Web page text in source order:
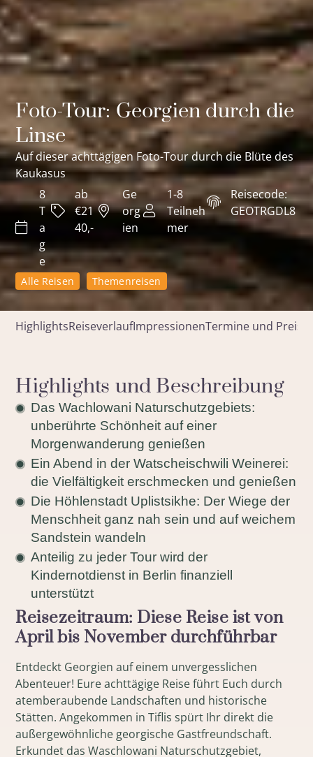
Foto-Tour: Georgien durch die
Linse
Auf dieser achttägigen Foto-Tour durch die Blüte des
Kaukasus
8
T
a
g
e
ab
€21
40,-
Ge
org
ien
1-8
Teilneh
mer
Reisecode:
GEOTRGDL8
Alle Reisen Themenreisen
HighlightsReiseverlaufImpressionenTermine und Preise
Highlights und Beschreibung
Das Wachlowani Naturschutzgebiets:
unberührte Schönheit auf einer
Morgenwanderung genießen
Ein Abend in der Watscheischwili Weinerei:
die Vielfältigkeit erschmecken und genießen
Die Höhlenstadt Uplistsikhe: Der Wiege der
Menschheit ganz nah sein und auf weichem
Sandstein wandeln
Anteilig zu jeder Tour wird der
Kindernotdienst in Berlin finanziell
unterstützt
Reisezeitraum: Diese Reise ist von
April bis November durchführbar
Entdeckt Georgien auf einem unvergesslichen
Abenteuer! Eure achttägige Reise führt Euch durch
atemberaubende Landschaften und historische
Stätten. Angekommen in Tiflis spürt Ihr direkt die
außergewöhnliche georgische Gastfreundschaft.
Erkundet das Waschlowani Naturschutzgebiet,